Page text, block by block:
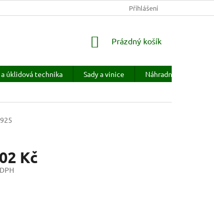
PRODÁVANÉ ZNAČKY
Přihlášení
NÁKUPNÍ
Prázdný košík
úklidová technika Sady a vinice Náhradní díly
Kč